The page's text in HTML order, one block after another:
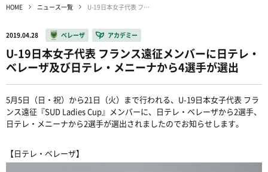
HOME ニュース一覧 U-19日本女子代表 フランス遠征メンバーに日テレ・ベレーザ及び日テレ・メニーナから4選手が選出
2019.04.28 ベレーザ アカデミー
U-19日本女子代表 フランス遠征メンバーに日テレ・
ベレーザ及び日テレ・メニーナから4選手が選出
5月5日（日・祝）から21日（火）まで行われる、U-19日本女子代表 フラ
ンス遠征『SUD Ladies Cup』メンバーに、日テレ・ベレーザから2選手、
日テレ・メニーナから2選手が選出されましたのでお知らせします。
【日テレ・ベレーザ】